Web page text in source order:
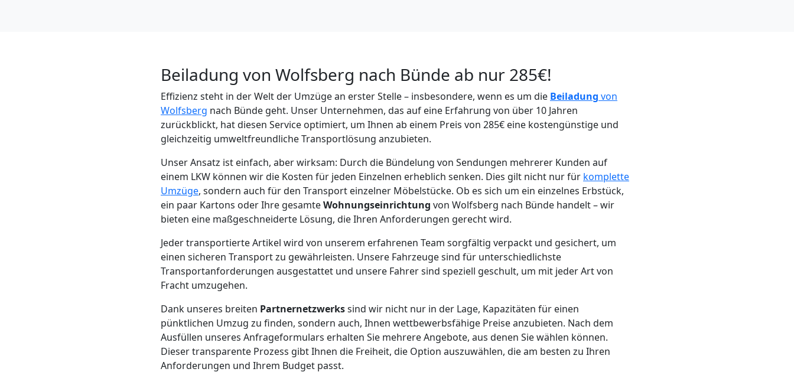
Beiladung von Wolfsberg nach Bünde ab nur 285€!
Effizienz steht in der Welt der Umzüge an erster Stelle – insbesondere, wenn es um die Beiladung von
Wolfsberg nach Bünde geht. Unser Unternehmen, das auf eine Erfahrung von über 10 Jahren
zurückblickt, hat diesen Service optimiert, um Ihnen ab einem Preis von 285€ eine kostengünstige und
gleichzeitig umweltfreundliche Transportlösung anzubieten.
Unser Ansatz ist einfach, aber wirksam: Durch die Bündelung von Sendungen mehrerer Kunden auf
einem LKW können wir die Kosten für jeden Einzelnen erheblich senken. Dies gilt nicht nur für komplette
Umzüge, sondern auch für den Transport einzelner Möbelstücke. Ob es sich um ein einzelnes Erbstück,
ein paar Kartons oder Ihre gesamteWohnungseinrichtung von Wolfsberg nach Bünde handelt – wir
bieten eine maßgeschneiderte Lösung, die Ihren Anforderungen gerecht wird.
Jeder transportierte Artikel wird von unserem erfahrenen Team sorgfältig verpackt und gesichert, um
einen sicheren Transport zu gewährleisten. Unsere Fahrzeuge sind für unterschiedlichste
Transportanforderungen ausgestattet und unsere Fahrer sind speziell geschult, um mit jeder Art von
Fracht umzugehen.
Dank unseres breiten Partnernetzwerkssind wir nicht nur in der Lage, Kapazitäten für einen
pünktlichen Umzug zu finden, sondern auch, Ihnen wettbewerbsfähige Preise anzubieten. Nach dem
Ausfüllen unseres Anfrageformulars erhalten Sie mehrere Angebote, aus denen Sie wählen können.
Dieser transparente Prozess gibt Ihnen die Freiheit, die Option auszuwählen, die am besten zu Ihren
Anforderungen und Ihrem Budget passt.